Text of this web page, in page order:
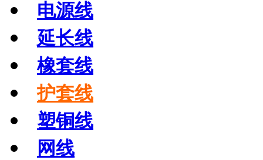
电源线
延长线
橡套线
护套线
塑铜线
网线